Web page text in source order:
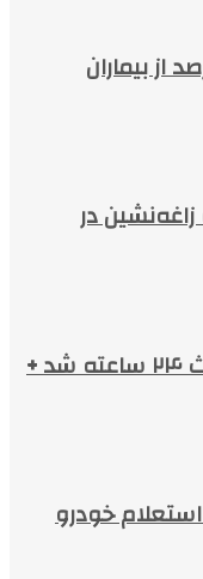
ایرانی که برای ۹۰ درصد از بیماران
در
انتقال سهام متوفیان به وراث ۲۴ ساعته شد +
خودرو